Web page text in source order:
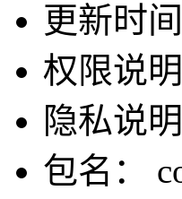
更新时
权限说明
隐私说明
包名：